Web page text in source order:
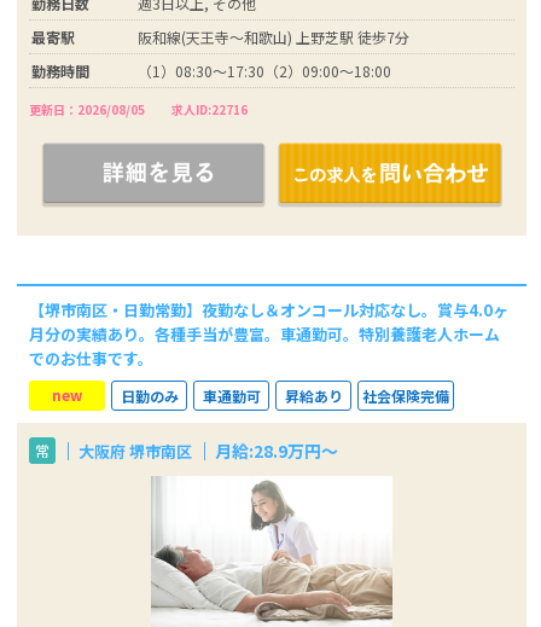
最寄駅
阪和線(天王寺～和歌山) 上野芝駅 徒歩7分
勤務時間
（1）08:30～17:30（2）09:00～18:00
更新日：2026/08/05 求人ID:22716
【堺市南区・日勤常勤】夜勤なし＆オンコール対応なし。賞与4.0ヶ
月分の実績あり。各種手当が豊富。車通勤可。特別養護老人ホーム
でのお仕事です。
new 日勤のみ 車通勤可 昇給あり 社会保険完備
常 大阪府 堺市南区 月給:28.9万円～